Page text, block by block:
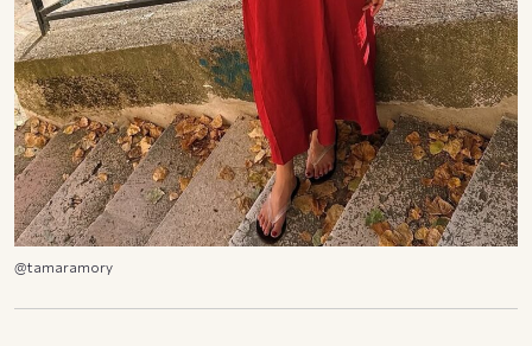
@tamaramory